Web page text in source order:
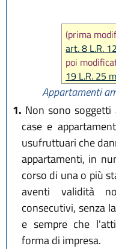
(prima
art. 8 L.R.
poi
19 L.R. 25
daart. 10
Appartamenti
1. Non sono soggetti
case e
usufruttuari che
appartamenti, in
corso di una o più
aventi validità
consecutivi, senza
e sempre che
forma di impresa.